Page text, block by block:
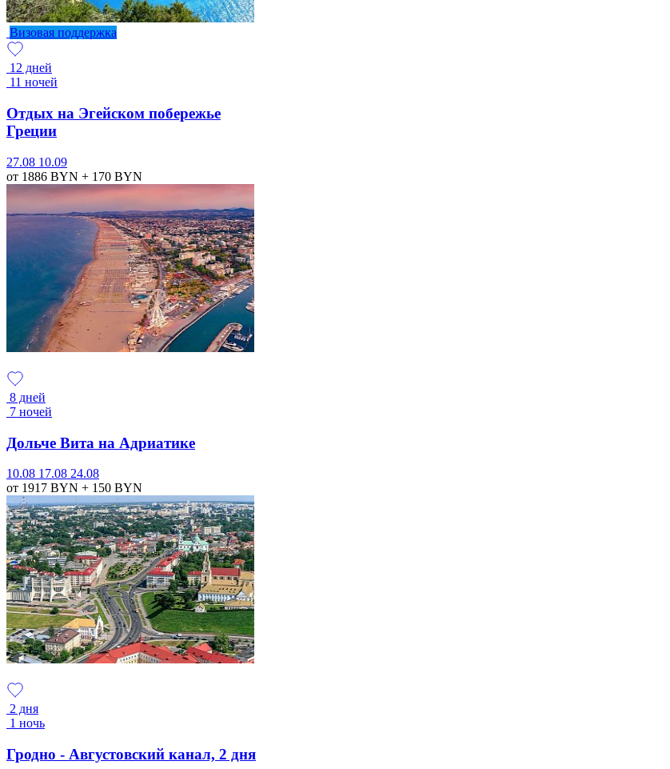
Визовая поддержка
12 дней
11 ночей
Отдых на Эгейском побережье
Греции
27.08 10.09
от 1886 BYN + 170 BYN
8 дней
7 ночей
Дольче Вита на Адриатике
10.08 17.08 24.08
от 1917 BYN + 150 BYN
2 дня
1 ночь
Гродно - Августовский канал, 2 дня